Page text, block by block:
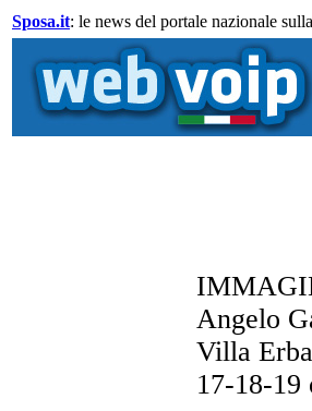
Sposa.it: le news del portale nazionale
Angelo
Villa
17-18-19